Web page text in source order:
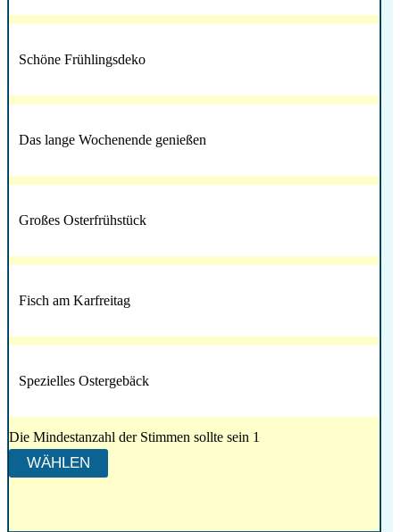
Schöne Frühlingsdeko
Das lange Wochenende genießen
Großes Osterfrühstück
Fisch am Karfreitag
Spezielles Ostergebäck
Die Mindestanzahl der Stimmen sollte sein 1